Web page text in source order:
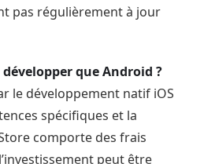
pas régulièrement à jour
que Android ?
le développement natif iOS
spécifiques et la
comporte des frais
peut être